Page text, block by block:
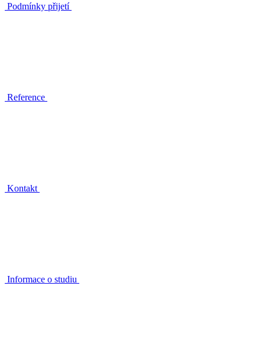
Podmínky přijetí
Reference
Kontakt
Informace o studiu